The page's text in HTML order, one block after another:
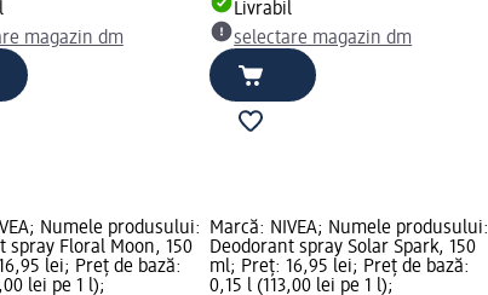
magazin dm
Livrabil
selectare magazin dm
Numele produsului:
spray Floral Moon, 150
lei; Preț de bază:
lei pe 1 l);
Marcă: NIVEA; Numele produsului:
Deodorant spray Solar Spark, 150
ml; Preț: 16,95 lei; Preț de bază:
0,15 l (113,00 lei pe 1 l);